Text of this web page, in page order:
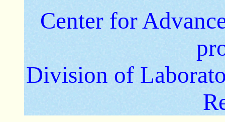
Centerfor
Division of